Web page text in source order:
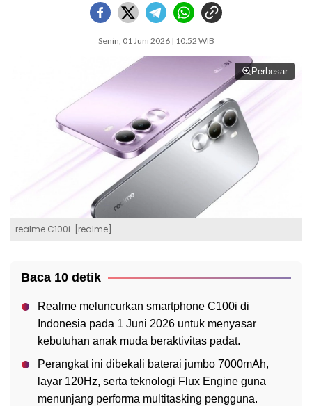
Senin, 01 Juni 2026 | 10:52 WIB
Perbesar
realme C100i. [realme]
Baca 10 detik
Realme meluncurkan smartphone C100i di
Indonesia pada 1 Juni 2026 untuk menyasar
kebutuhan anak muda beraktivitas padat.
Perangkat ini dibekali baterai jumbo 7000mAh,
layar 120Hz, serta teknologi Flux Engine guna
menunjang performa multitasking pengguna.